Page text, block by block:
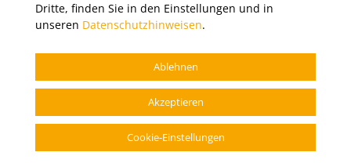
KARRIERE
Dritte, finden Sie in den Einstellungen und in
unseren Datenschutzhinweisen.
Ablehnen
Akzeptieren
Cookie-Einstellungen